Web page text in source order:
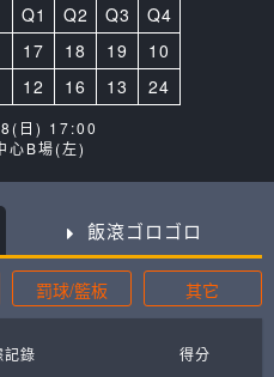
Q1 Q2 Q3
Q4
17 18 19
10
12 16 13 24
日) 17:00
心B場(左)
飯滾ゴロゴロ
罰球/籃板 其它
記錄 得分